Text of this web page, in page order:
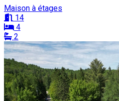
Maison à étages
14
4
2